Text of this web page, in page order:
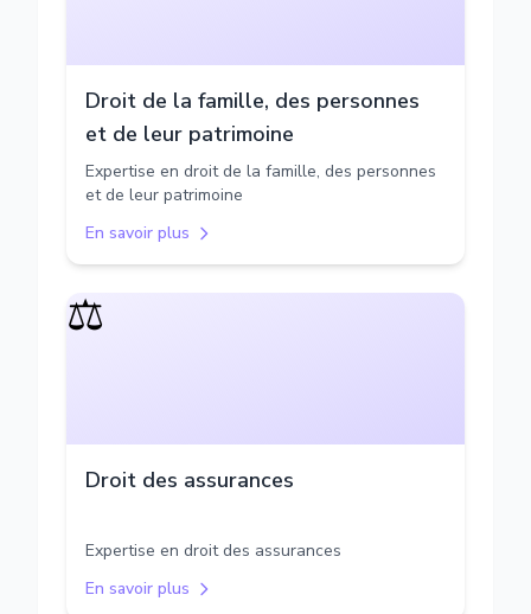
Droit de la famille, des personnes
et de leur patrimoine
Expertise en droit de la famille, des personnes
et de leur patrimoine
En savoir plus
⚖️
Droit des assurances
Expertise en droit des assurances
En savoir plus